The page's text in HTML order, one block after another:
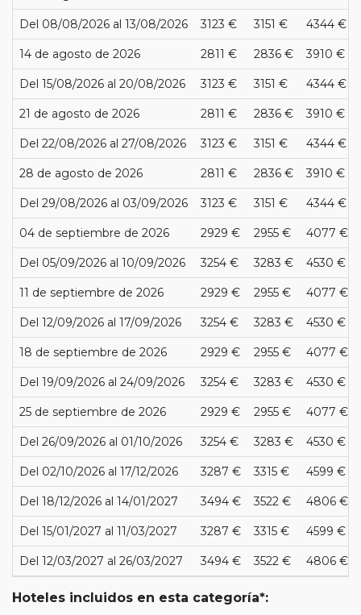
Del 08/08/2026 al 13/08/2026 3123 € 3151 € 4344 €
14 de agosto de 2026 2811 € 2836 € 3910 €
Del 15/08/2026 al 20/08/2026 3123 € 3151 € 4344 €
21 de agosto de 2026 2811 € 2836 € 3910 €
Del 22/08/2026 al 27/08/2026 3123 € 3151 € 4344 €
28 de agosto de 2026 2811 € 2836 € 3910 €
Del 29/08/2026 al 03/09/2026 3123 € 3151 € 4344 €
04 de septiembre de 2026 2929 € 2955 € 4077 €
Del 05/09/2026 al 10/09/2026 3254 € 3283 € 4530 €
11 de septiembre de 2026 2929 € 2955 € 4077 €
Del 12/09/2026 al 17/09/2026 3254 € 3283 € 4530 €
18 de septiembre de 2026 2929 € 2955 € 4077 €
Del 19/09/2026 al 24/09/2026 3254 € 3283 € 4530 €
25 de septiembre de 2026 2929 € 2955 € 4077 €
Del 26/09/2026 al 01/10/2026 3254 € 3283 € 4530 €
Del 02/10/2026 al 17/12/2026 3287 € 3315 € 4599 €
Del 18/12/2026 al 14/01/2027 3494 € 3522 € 4806 €
Del 15/01/2027 al 11/03/2027 3287 € 3315 € 4599 €
Del 12/03/2027 al 26/03/2027 3494 € 3522 € 4806 €
Hoteles incluidos en esta categoría*: